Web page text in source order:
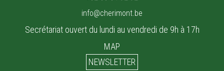
info@cherimont.be
Secrétariat ouvert du lundi au vendredi de 9h à 17h
MAP
NEWSLETTER